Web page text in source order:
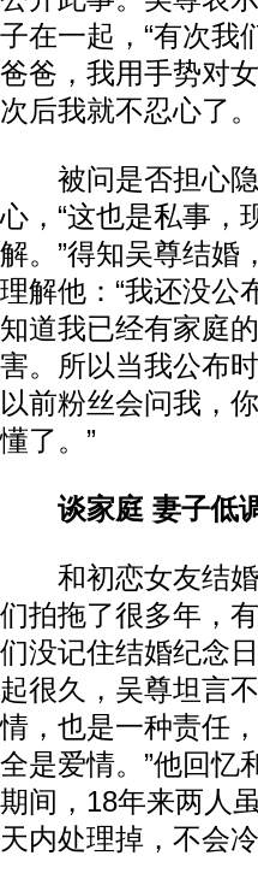
子在一起，“有次我
爸爸，我用手势对
次后我就不忍心了
被问是否担心隐
心，“这也是私事，
解。”得知吴尊结婚
理解他：“我还没公
知道我已经有家庭
害。所以当我公布
以前粉丝会问我，
懂了。”
谈家庭 妻子低
和初恋女友结婚
们拍拖了很多年，
们没记住结婚纪念
起很久，吴尊坦言
情，也是一种责任
全是爱情。”他回忆
期间，18年来两人
天内处理掉，不会冷